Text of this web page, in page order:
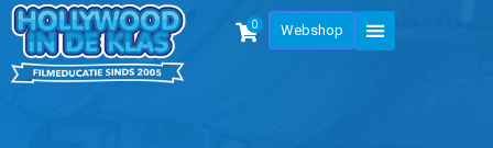
0 Webshop